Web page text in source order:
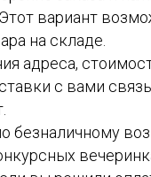
Этот вариант
на складе.
адреса,
с вами
безналичному